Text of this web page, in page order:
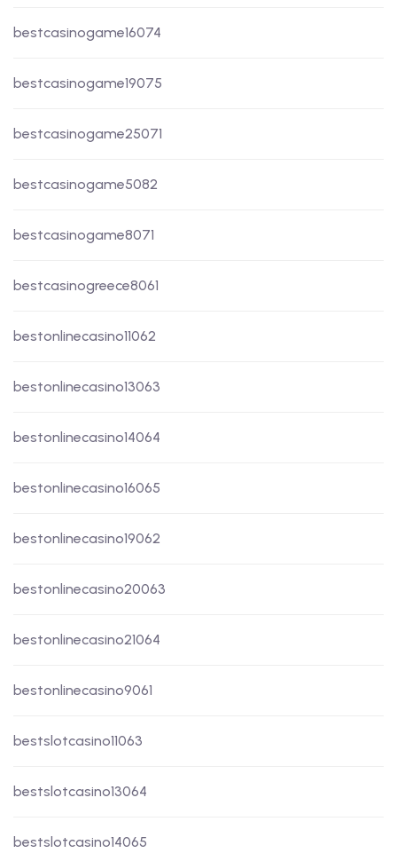
bestcasinogame16074
bestcasinogame19075
bestcasinogame25071
bestcasinogame5082
bestcasinogame8071
bestcasinogreece8061
bestonlinecasino11062
bestonlinecasino13063
bestonlinecasino14064
bestonlinecasino16065
bestonlinecasino19062
bestonlinecasino20063
bestonlinecasino21064
bestonlinecasino9061
bestslotcasino11063
bestslotcasino13064
bestslotcasino14065